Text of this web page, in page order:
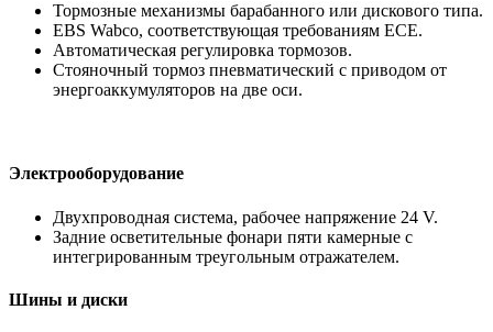
Тормозные механизмы барабанного или дискового типа.
EBS Wabco, соответствующая требованиям ECE.
Автоматическая регулировка тормозов.
Стояночный тормоз пневматический с приводом от
энергоаккумуляторов на две оси.
Электрооборудование
Двухпроводная система, рабочее напряжение 24 V.
Задние осветительные фонари пяти камерные с
интегрированным треугольным отражателем.
Шины и диски